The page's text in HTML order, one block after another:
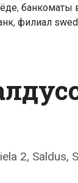
, банкоматы
, филиал
2, Saldus,